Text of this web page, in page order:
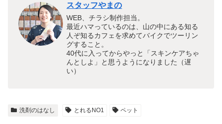
スタッフやまの
WEB、チラシ制作担当。
最近ハマっているのは、山の中にある知る
人ぞ知るカフェを求めてバイクでツーリン
グすること。
40代に入ってからやっと「スキンケアちゃ
んとしよ」と思うようになりました（遅
い）
洗剤のはなし とれるNO1 ペット